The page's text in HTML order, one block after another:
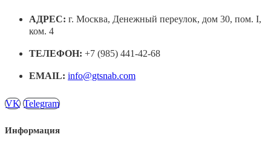
АДРЕС: г. Москва, Денежный переулок, дом 30, пом. I,
ком. 4
ТЕЛЕФОН: +7 (985) 441-42-68
EMAIL: info@gtsnab.com
VK Telegram
Информация